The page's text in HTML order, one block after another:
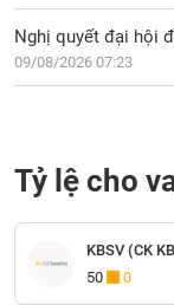
Nghị quyết đại hội
09/08/2026 07:23
Tỷ lệ cho
KBSV (CK
50
0